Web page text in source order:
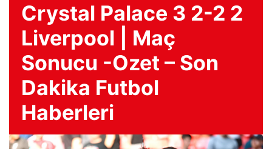
Crystal Palace 3 2-2 2
Liverpool | Maç
Sonucu -Ozet – Son
Dakika Futbol
Haberleri